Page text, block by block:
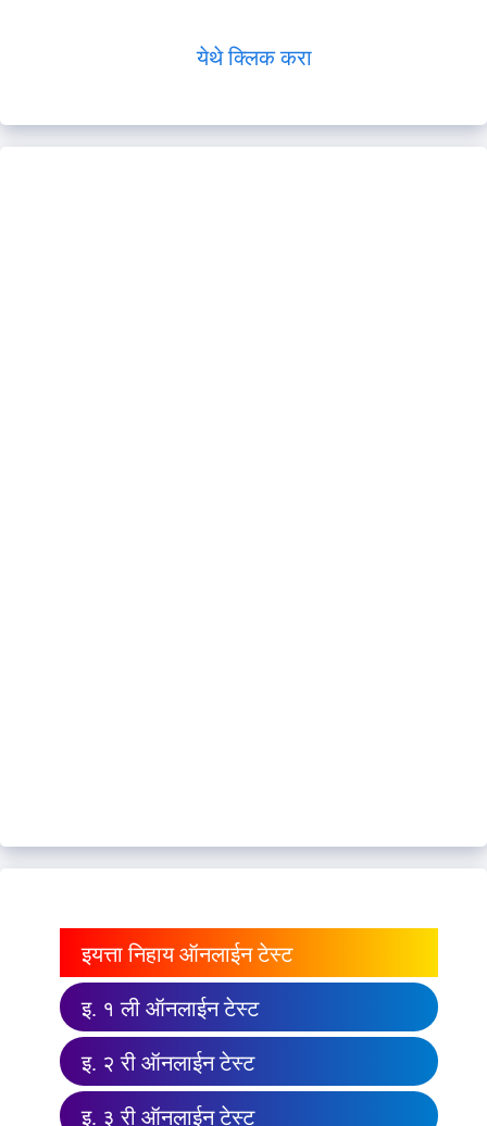
येथे क्लिक करा
इयत्ता निहाय ऑनलाईन टेस्ट
इ. १ ली ऑनलाईन टेस्ट
इ. २ री ऑनलाईन टेस्ट
इ. ३ री ऑनलाईन टेस्ट